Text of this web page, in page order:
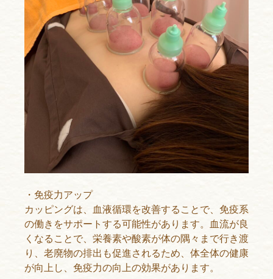
・ 免疫力アップ
カッピングは、血液循環を改善することで、免疫系
の働きをサポートする可能性があります。血流が良
くなることで、栄養素や酸素が体の隅々まで行き渡
り、老廃物の排出も促進されるため、体全体の健康
が向上し、免疫力の向上の効果があります。